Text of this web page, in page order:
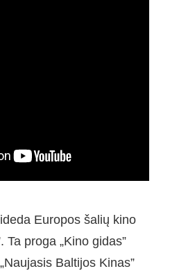
Europos šalių kino
Ta proga „Kino gidas”
Baltijos Kinas”